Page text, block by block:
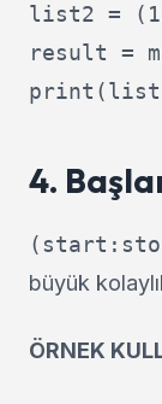
list2 =
result =
4.
büyük
ÖRNEK